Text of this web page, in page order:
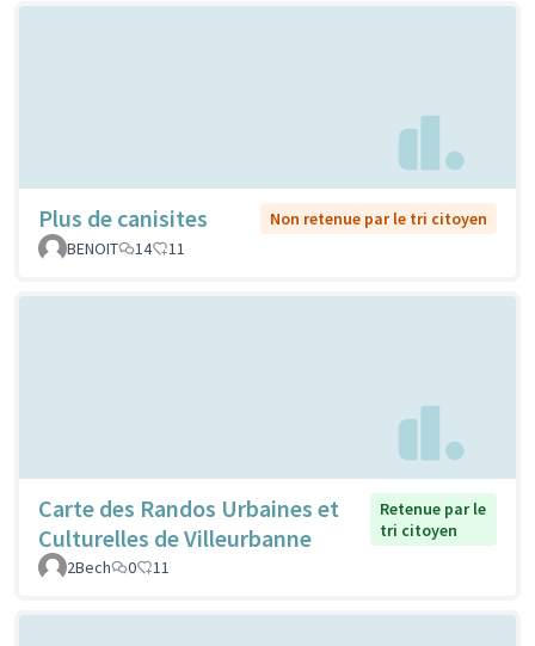
Plus de canisites
Non retenue par le tri citoyen
BENOIT
14 11
Carte des Randos Urbaines et
Culturelles de Villeurbanne
Retenue par le
tri citoyen
2Bech
0 11